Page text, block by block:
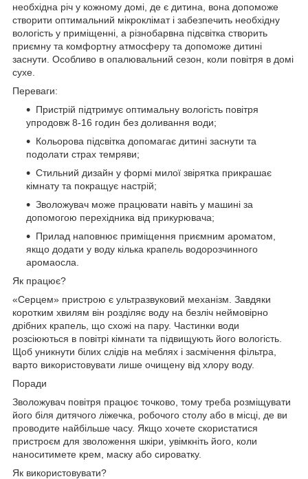
необхідна річ у кожному домі, де є дитина, вона допоможе
створити оптимальний мікроклімат і забезпечить необхідну
вологість у приміщенні, а різнобарвна підсвітка створить
приємну та комфортну атмосферу та допоможе дитині
заснути. Особливо в опалювальний сезон, коли повітря в домі
сухе.
Переваги:
Пристрій підтримує оптимальну вологість повітря
упродовж 8-16 годин без доливання води;
Кольорова підсвітка допомагає дитині заснути та
подолати страх темряви;
Стильний дизайн у формі милої звірятка прикрашає
кімнату та покращує настрій;
Зволожувач може працювати навіть у машині за
допомогою перехідника від прикурювача;
Прилад наповнює приміщення приємним ароматом,
якщо додати у воду кілька крапель водорозчинного
аромаосла.
Як працює?
«Серцем» пристрою є ультразвуковий механізм. Завдяки
коротким хвилям він розділяє воду на безліч неймовірно
дрібних крапель, що схожі на пару. Частинки води
розсіюються в повітрі кімнати та підвищують його вологість.
Щоб уникнути білих слідів на меблях і засмічення фільтра,
варто використовувати лише очищену від хлору воду.
Поради
Зволожувач повітря працює точково, тому треба розміщувати
його біля дитячого ліжечка, робочого столу або в місці, де ви
проводите найбільше часу. Якщо хочете скористатися
пристроєм для зволоження шкіри, увімкніть його, коли
наноситимете крем, маску або сироватку.
Як використовувати?